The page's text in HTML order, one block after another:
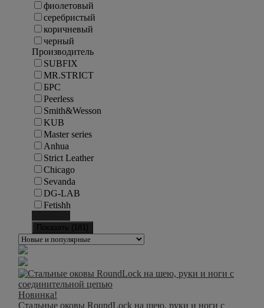
фиолетовый
серебристый
коричневый
черный
Производитель
SUBFIX
MR.STRICT
БРС
Peerless
Smith&Wesson
KUB
Master series
Anhua
Strict Leather
Chicago
Sevanda
DG-LAB
Fetishh
Показать ( 181 )
Новинка!
Стальные оковы RoundLock на шею, руки и ноги с